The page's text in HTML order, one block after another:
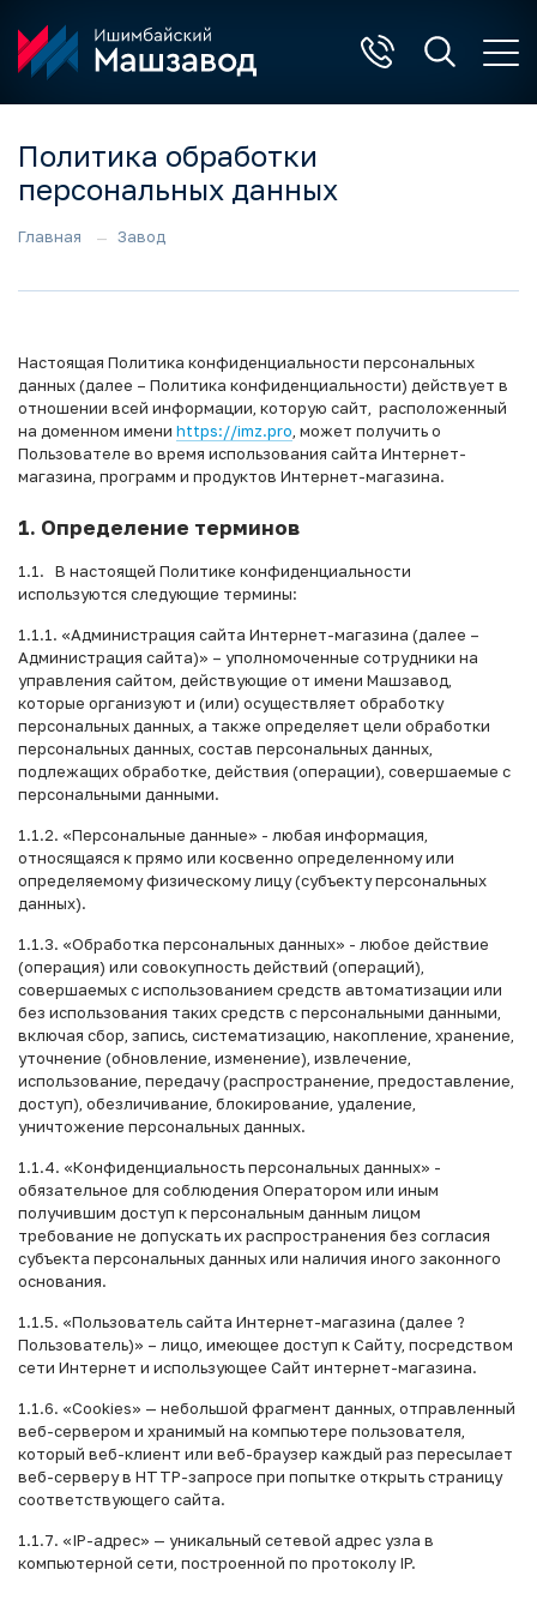
Политика обработки
персональных данных
Главная Завод
Настоящая Политика конфиденциальности персональных
данных (далее – Политика конфиденциальности) действует в
отношении всей информации, которую сайт, расположенный
на доменном имени https://imz.pro , может получить о
Пользователе во время использования сайта Интернет-
магазина, программ и продуктов Интернет-магазина.
1. Определение терминов
1.1. В настоящей Политике конфиденциальности
используются следующие термины:
1.1.1. «Администрация сайта Интернет-магазина (далее –
Администрация сайта)» – уполномоченные сотрудники на
управления сайтом, действующие от имени Машзавод,
которые организуют и (или) осуществляет обработку
персональных данных, а также определяет цели обработки
персональных данных, состав персональных данных,
подлежащих обработке, действия (операции), совершаемые с
персональными данными.
1.1.2. «Персональные данные» - любая информация,
относящаяся к прямо или косвенно определенному или
определяемому физическому лицу (субъекту персональных
данных).
1.1.3. «Обработка персональных данных» - любое действие
(операция) или совокупность действий (операций),
совершаемых с использованием средств автоматизации или
без использования таких средств с персональными данными,
включая сбор, запись, систематизацию, накопление, хранение,
уточнение (обновление, изменение), извлечение,
использование, передачу (распространение, предоставление,
доступ), обезличивание, блокирование, удаление,
уничтожение персональных данных.
1.1.4. «Конфиденциальность персональных данных» -
обязательное для соблюдения Оператором или иным
получившим доступ к персональным данным лицом
требование не допускать их распространения без согласия
субъекта персональных данных или наличия иного законного
основания.
1.1.5. «Пользователь сайта Интернет-магазина (далее ?
Пользователь)» – лицо, имеющее доступ к Сайту, посредством
сети Интернет и использующее Сайт интернет-магазина.
1.1.6. «Cookies» — небольшой фрагмент данных, отправленный
веб-сервером и хранимый на компьютере пользователя,
который веб-клиент или веб-браузер каждый раз пересылает
веб-серверу в HTTP-запросе при попытке открыть страницу
соответствующего сайта.
1.1.7. «IP-адрес» — уникальный сетевой адрес узла в
компьютерной сети, построенной по протоколу IP.